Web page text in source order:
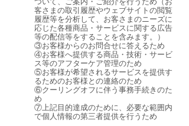
客さまの取引履歴やウェブサイトの閲覧
履歴等を分析して、お客さまのニーズに
応じた各種商品・サービスに関する広告
等の配信等をすることを含みます。）
③お客様からのお問合せに答えるため
④お客様へ提供する商品・技術・サービ
ス等のアフターケア管理のため
⑤お客様が希望されるサービスを提供す
るためのお客様との連絡のため
⑥クーリングオフに伴う事務手続きのた
め
⑦上記目的達成のために、必要な範囲内
で個人情報の第三者提供を行うため